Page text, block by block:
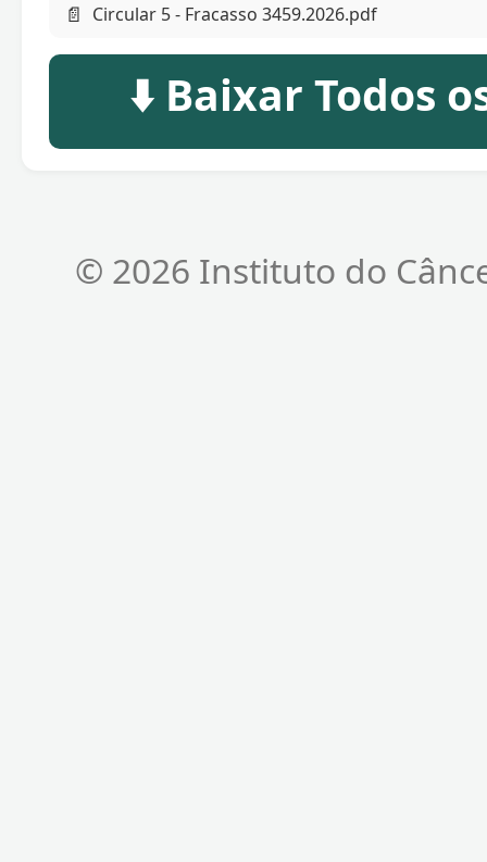
📄 Circular 5 - Fracasso 3459.2026.pdf
⬇️ Baixar Todos
© 2026 Instituto do